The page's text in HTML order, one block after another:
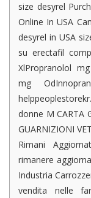
size desyrel
Online In USA
desyrel in USA
su erectafil
XlPropranolol
mg
donne M CARTA
GUARNIZIONI
Rimani
rimanere
Industria
vendita nelle